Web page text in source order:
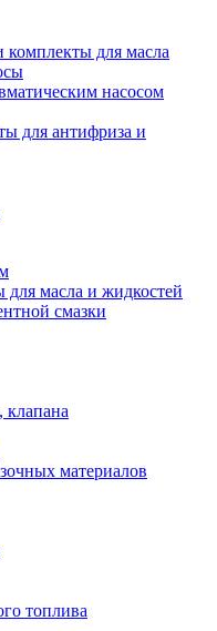
комплекты для масла
насосом
для антифриза и
для масла и жидкостей
смазки
материалов
топлива